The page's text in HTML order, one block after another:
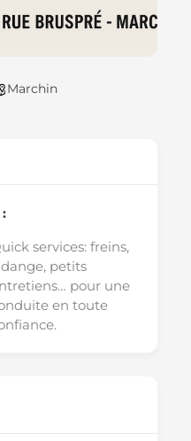
Marchin
services: freins,
petits
pour une
en toute